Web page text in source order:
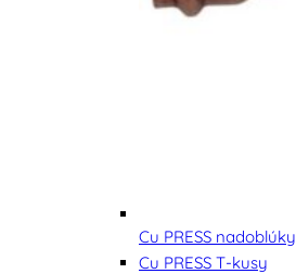
Cu PRESS nadoblúky
Cu PRESS T-kusy